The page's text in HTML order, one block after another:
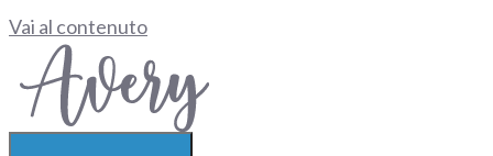
Vai al contenuto